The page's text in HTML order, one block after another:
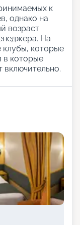
к
однако на
возраст
На
клубы, которые
в которые
включительно.